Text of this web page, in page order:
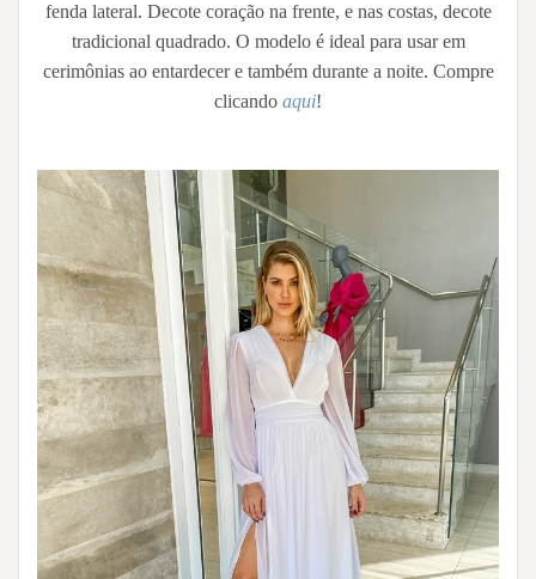
fenda lateral. Decote coração na frente, e nas costas, decote
tradicional quadrado. O modelo é ideal para usar em
cerimônias ao entardecer e também durante a noite. Compre
clicando aqui!